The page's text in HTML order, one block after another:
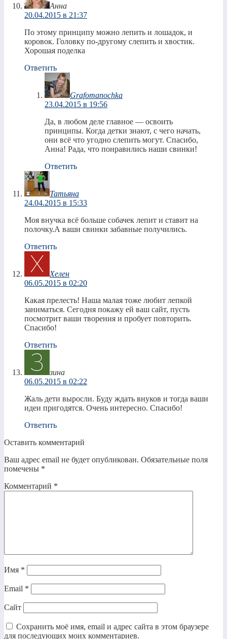
Анна
20.04.2015 в 21:37
По этому принципу можно лепить и лошадок, и
коровок. Головку по-другому слепить и хвостик.
Хорошая поделка
Ответить
Grafomanochka
23.04.2015 в 19:56
Да, в любом деле главное — освоить
принципы. Когда детки знают, с чего начать,
они всё что угодно слепить могут. Спасибо,
Анна! Рада, что понравились наши свинки!
Ответить
Татьяна
24.04.2015 в 15:33
Моя внучка всё больше собачек лепит и ставит на
полочку.А ваши свинки забавные получились.
Ответить
Хелен
06.05.2015 в 02:20
Какая прелесть! Наша малая тоже любит лепкой
заниматься. Сегодня покажу ей ваш сайт, пусть
посмотрит ваши творения и пробует повторить.
Спасибо!
Ответить
зина
06.05.2015 в 02:22
Жаль дети выросли. Буду ждать внуков и тогда ваши
идеи пригодятся. Очень интересно. Спасибо!
Ответить
Оставить комментарий
Ваш адрес email не будет опубликован. Обязательные поля
помечены *
Комментарий *
Имя *
Email *
Сайт
Сохранить моё имя, email и адрес сайта в этом браузере
для последующих моих комментариев.